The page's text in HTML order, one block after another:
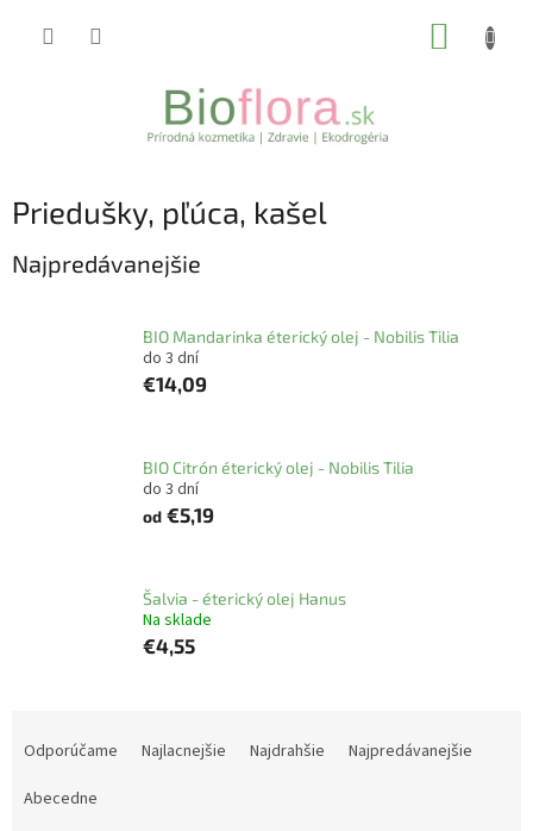
Priedušky, pľúca, kašel
Najpredávanejšie
BIO Mandarinka éterický olej - Nobilis Tilia
do 3 dní
€14,09
BIO Citrón éterický olej - Nobilis Tilia
do 3 dní
od €5,19
Šalvia - éterický olej Hanus
Na sklade
€4,55
Odporúčame Najlacnejšie Najdrahšie
Najpredávanejšie
Abecedne